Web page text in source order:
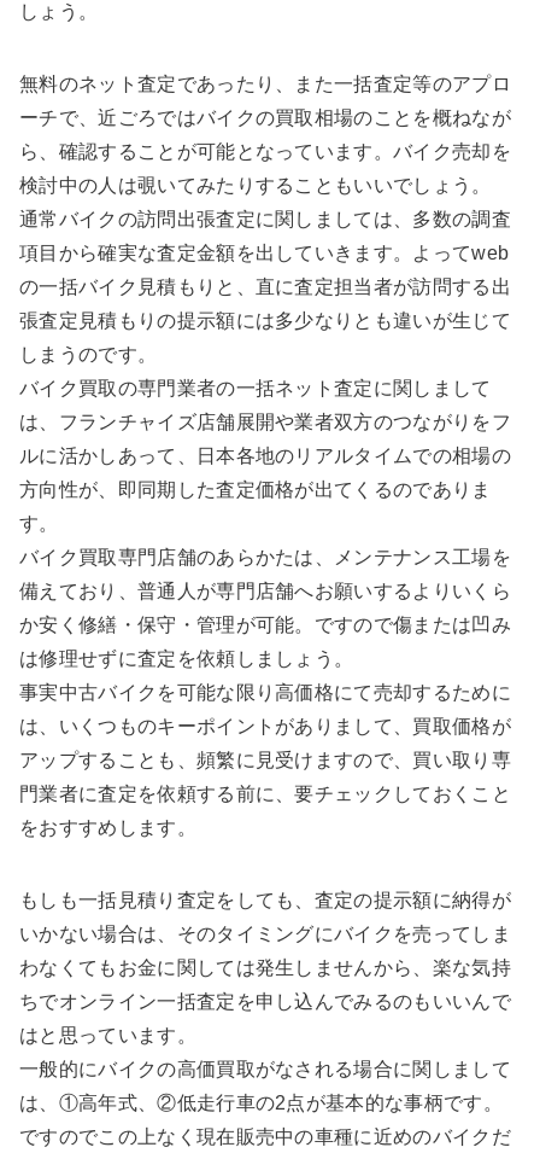
しょう。
無料のネット査定であったり、また一括査定等のアプロ
ーチで、近ごろではバイクの買取相場のことを概ねなが
ら、確認することが可能となっています。バイク売却を
検討中の人は覗いてみたりすることもいいでしょう。
通常バイクの訪問出張査定に関しましては、多数の調査
項目から確実な査定金額を出していきます。よってweb
の一括バイク見積もりと、直に査定担当者が訪問する出
張査定見積もりの提示額には多少なりとも違いが生じて
しまうのです。
バイク買取の専門業者の一括ネット査定に関しまして
は、フランチャイズ店舗展開や業者双方のつながりをフ
ルに活かしあって、日本各地のリアルタイムでの相場の
方向性が、即同期した査定価格が出てくるのでありま
す。
バイク買取専門店舗のあらかたは、メンテナンス工場を
備えており、普通人が専門店舗へお願いするよりいくら
か安く修繕・保守・管理が可能。ですので傷または凹み
は修理せずに査定を依頼しましょう。
事実中古バイクを可能な限り高価格にて売却するために
は、いくつものキーポイントがありまして、買取価格が
アップすることも、頻繁に見受けますので、買い取り専
門業者に査定を依頼する前に、要チェックしておくこと
をおすすめします。
もしも一括見積り査定をしても、査定の提示額に納得が
いかない場合は、そのタイミングにバイクを売ってしま
わなくてもお金に関しては発生しませんから、楽な気持
ちでオンライン一括査定を申し込んでみるのもいいんで
はと思っています。
一般的にバイクの高価買取がなされる場合に関しまして
は、①高年式、②低走行車の2点が基本的な事柄です。
ですのでこの上なく現在販売中の車種に近めのバイクだ